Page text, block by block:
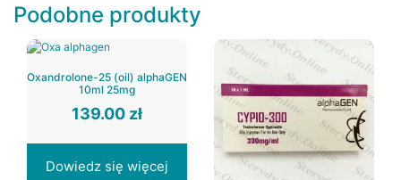
Podobne produkty
Oxandrolone-25 (oil) alphaGEN
10ml 25mg
139.00 zł
Dowiedz się więcej